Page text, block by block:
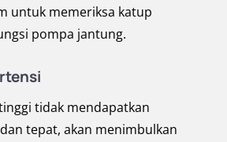
untuk memeriksa katup
pompa jantung.
tidak mendapatkan
tepat, akan menimbulkan